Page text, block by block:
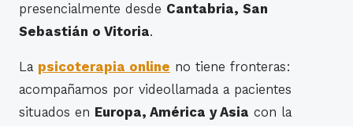
presencialmente desde Cantabria, San
Sebastián o Vitoria.
La psicoterapia online no tiene fronteras:
acompañamos por videollamada a pacientes
situados en Europa, América y Asia con la